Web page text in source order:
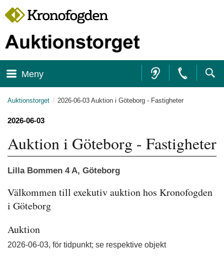
Meny
Auktionstorget 2026-06-03 Auktion i Göteborg - Fastigheter
2026-06-03
Auktion i Göteborg - Fastigheter
Lilla Bommen 4 A, Göteborg
Välkommen till exekutiv auktion hos Kronofogden
i Göteborg
Auktion
2026-06-03, för tidpunkt; se respektive objekt
start
end